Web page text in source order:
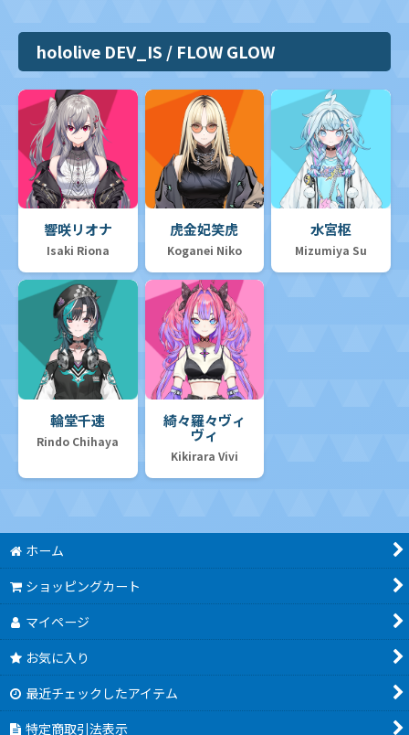
hololive DEV_IS / FLOW GLOW
響咲リオナ
Isaki Riona
虎金妃笑虎
Koganei Niko
水宮枢
Mizumiya Su
輪堂千速
Rindo Chihaya
綺々羅々ヴィ
ヴィ
Kikirara Vivi
ホーム
ショッピングカート
マイページ
お気に入り
最近チェックしたアイテム
特定商取引法表示